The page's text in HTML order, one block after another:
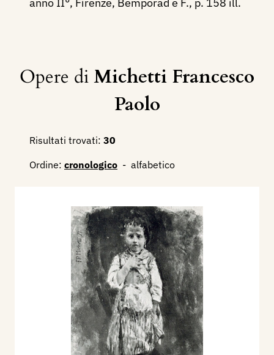
Opere diMichetti Francesco
Paolo
Risultati trovati: 30
Ordine: cronologico - alfabetico